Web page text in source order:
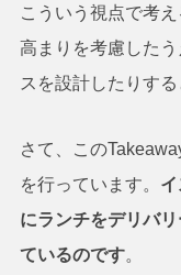
こういう視点で考
高まりを考慮した
スを設計したりす
さて、この
を行っています。
にランチをデリバ
ているのです。